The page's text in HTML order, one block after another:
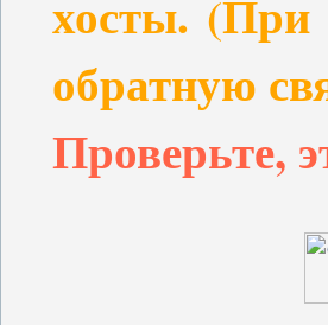
хосты. (При
обратную
Проверьте,